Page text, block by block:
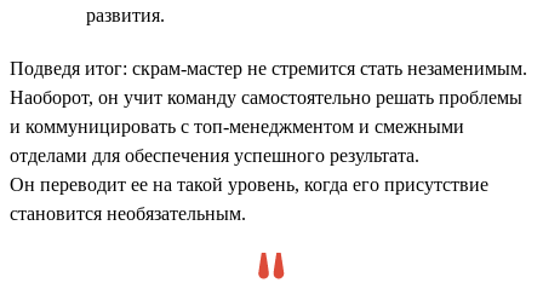
развития.
Подведя итог: скрам-мастер не стремится стать незаменимым.
Наоборот, он учит команду самостоятельно решать проблемы
и коммуницировать с топ-менеджментом и смежными
отделами для обеспечения успешного результата.
Он переводит ее на такой уровень, когда его присутствие
становится необязательным.